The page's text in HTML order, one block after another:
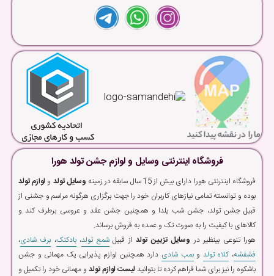
فروشگاه اینترنتی وسایل و لوازم جشن تولد هورا
فروشگاه اینترنتی هورا دارای بیش از 15 سال سابقه در زمینه وسایل تولد و لوازم تولد
بوده و توانسته تمامی نیازهای کاربران خود را جهت برگزاری هرگونه مراسم و جشنی از
قبیل جشن تولد، جشن شب یلدا و همچنین جشن عقد و عروسی برطرف کند و
کالاهای با کیفیت را به صورت تک و عمده به فروش برساند.
هورا تنوعی بینظیر در وسایل تزیین تولداز قبیلشمع تولد،بادکنک، برف شادی،
فشفشه،کلاه تولد وبمب شادی دارد همچنین لوازم پذیرایی یک مهمانی و جشن
باشکوه را نیز برای شما فراهم کرده تا بتوانیدلیست لوازم تولد و مهمانی خود را تکمیل و